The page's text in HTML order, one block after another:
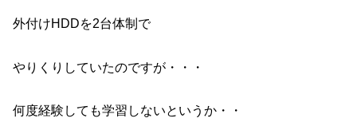
外付けHDDを2台体制で
やりくりしていたのですが・・・
何度経験しても学習しないというか・・